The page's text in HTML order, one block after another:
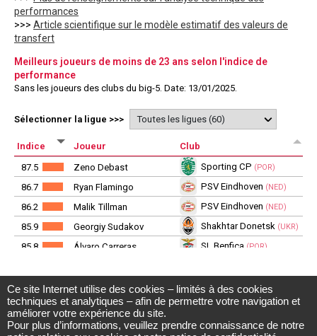
Observatoire du football CIES
Avenue DuPeyrou 1, 2000 Neuchâtel
(Suisse)
Tél. +41 (0)32 718 39 00
Ce site Internet utilise des cookies – limités à des cookies
techniques et analytiques – afin de permettre votre navigation et
améliorer votre expérience du site.
Pour plus d’informations, veuillez prendre connaissance de notre